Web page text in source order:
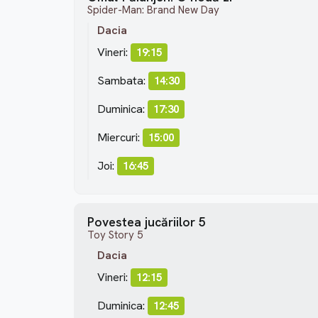
Spider-Man: Brand New Day
Dacia
Vineri:
19:15
Sambata: 14:30
Duminica: 17:30
Miercuri: 15:00
Joi: 16:45
Povestea jucăriilor 5
Toy Story 5
Dacia
Vineri:
12:15
Duminica: 12:45